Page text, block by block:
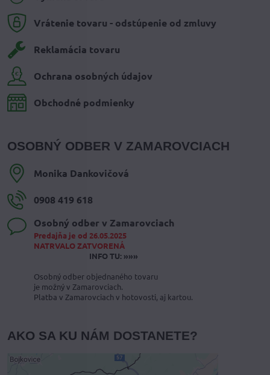
Vrátenie tovaru - odstúpenie od zmluvy
Reklamácia tovaru
Ochrana osobných údajov
Obchodné podmienky
OSOBNÝ ODBER V ZAMAROVCIACH
Monika Dankovičová
0908 419 618
Osobný odber v Zamarovciach
Predajňa je od 26.05.2025
NATRVALO ZATVORENÁ
INFO TU: »»»
Osobný odber objednaného tovaru
je možný v Zamarovciach.
Platba v Zamarovciach v hotovosti, aj kartou.
AKO SA KU NÁM DOSTANETE?